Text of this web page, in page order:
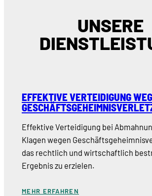
UNSERE
EFFEKTIVE VERTEIDIGUNG
Effektive Verteidigung bei
Klagen wegen
das rechtlich und wirtschaftlich
Ergebnis zu erzielen.
MEHR ERFAHREN